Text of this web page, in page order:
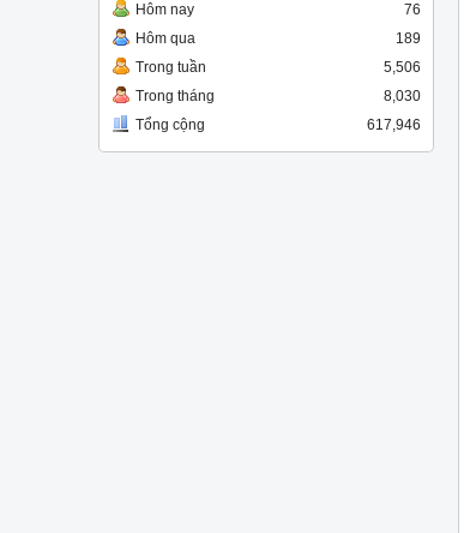
Hôm nay
76
Hôm qua
189
Trong tuần
5,506
Trong tháng
8,030
Tổng cộng
617,946